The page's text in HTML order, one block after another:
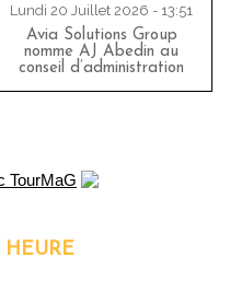
Lundi 20 Juillet 2026 - 13:51
Avia Solutions Group
nomme AJ Abedin au
conseil d’administration
HEURE